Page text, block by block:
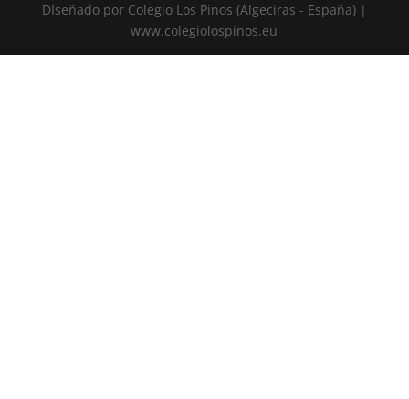
DIseñado por Colegio Los Pinos (Algeciras - España) |
www.colegiolospinos.eu